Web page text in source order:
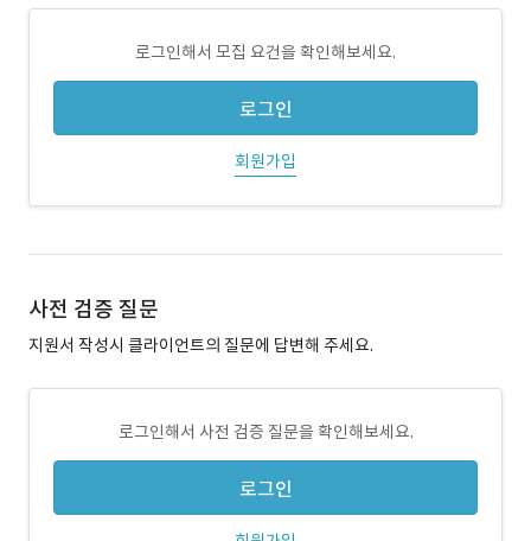
로그인해서 모집 요건을 확인해보세요.
로그인
회원가입
사전 검증 질문
지원서 작성시 클라이언트의 질문에 답변해 주세요.
로그인해서 사전 검증 질문을 확인해보세요.
로그인